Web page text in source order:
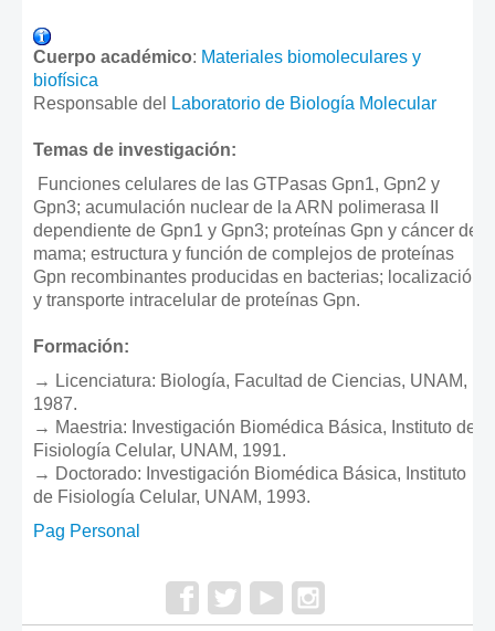
Cuerpo académico: Materiales biomoleculares y
biofísica
Responsable del
Laboratorio de Biología Molecular
Temas de investigación:
Funciones celulares de las GTPasas Gpn1, Gpn2 y
Gpn3; acumulación nuclear de la ARN polimerasa II
dependiente de Gpn1 y Gpn3; proteínas Gpn y cáncer de
mama; estructura y función de complejos de proteínas
Gpn recombinantes producidas en bacterias; localización
y transporte intracelular de proteínas Gpn.
Formación:
→ Licenciatura: Biología, Facultad de Ciencias, UNAM,
1987.
→ Maestria: Investigación Biomédica Básica, Instituto de
Fisiología Celular, UNAM, 1991.
→ Doctorado: Investigación Biomédica Básica, Instituto
de Fisiología Celular, UNAM, 1993.
Pag Personal